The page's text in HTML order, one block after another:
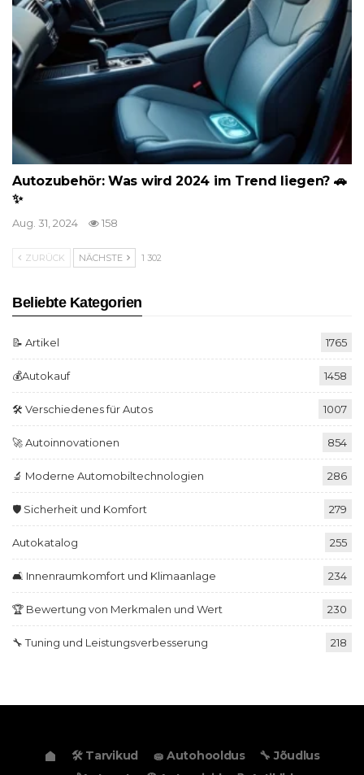
Autozubehör: Was wird 2024 im Trend liegen? 🚗
✨
Aug. 31, 2024 158
ZURÜCK NÄCHSTE 1 302
Beliebte Kategorien
📝 Artikel 1765
💰Autokauf 1458
🛠️ Verschiedenes für Autos 1007
🚀 Autoinnovationen 854
🔬 Moderne Automobiltechnologien 286
🛡️ Sicherheit und Komfort 279
Autokatalog 255
🛋️ Innenraumkomfort und Klimaanlage 234
🏆 Bewertung von Merkmalen und Wert 230
🔧 Tuning und Leistungsverbesserung 218
🛠️ Tarvikud 🧽 Autohooldus
🔧 Jõudlus